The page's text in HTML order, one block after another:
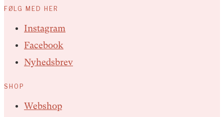
FØLG MED HER
Instagram
Facebook
Nyhedsbrev
SHOP
Webshop